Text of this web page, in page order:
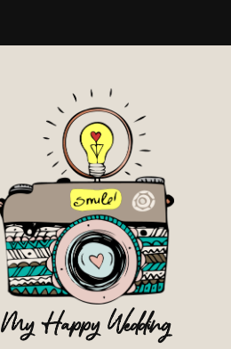
My Happy Wedding